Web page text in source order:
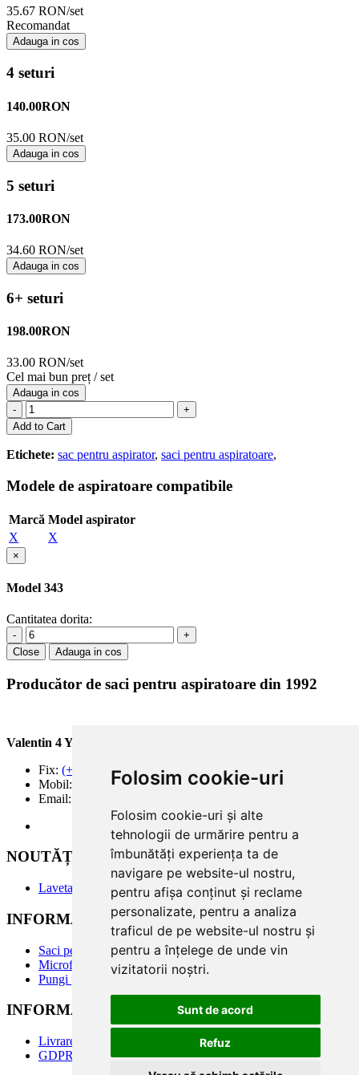
Folosim cookie-uri
Folosim cookie-uri și alte
tehnologii de urmărire pentru a
îmbunătăți experiența ta de
navigare pe website-ul nostru,
pentru afișa conținut și reclame
personalizate, pentru a analiza
traficul de pe website-ul nostru și
pentru a înțelege de unde vin
vizitatorii noștri.
Sunt de acord
Refuz
35.67 RON/set
Recomandat
Adauga in cos
4 seturi
140.00RON
35.00 RON/set
Adauga in cos
5 seturi
173.00RON
34.60 RON/set
Adauga in cos
6+ seturi
198.00RON
33.00 RON/set
Cel mai bun preț / set
Adauga in cos
-
+
Add to Cart
Etichete: sac pentru aspirator, saci pentru aspiratoare,
Modele de aspiratoare compatibile
Marcă Model aspirator
X
X
×
Model 343
Cantitatea dorita:
-
+
Close
Adauga in cos
Producător de saci pentru aspiratoare din 1992
Valentin 4 You Prod.
Fix: (+40) 21 668 60 69
Mobil:
(+40) 722 375 131
Email:
NOUTĂȚi
Laveta din Microfibră MADAline
INFORMATII PRODUSE
Saci pentru aspirator
Microfiltre
Pungi pentru colectare praf
INFORMATII UTILE
Livrare
GDPR